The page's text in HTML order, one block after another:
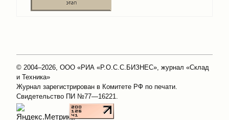
© 2004–2026, ООО «РИА «Р.О.С.С.БИЗНЕС», журнал «Склад
и Техника»
Журнал зарегистрирован в Комитете РФ по печати.
Свидетельство ПИ №77—16221.